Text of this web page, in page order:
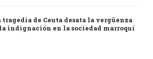
tragedia de Ceuta desata la vergüenza
indignación en la sociedad marroquí